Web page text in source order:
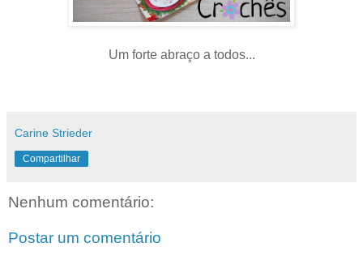
Um forte abraço a todos...
Carine Strieder
Compartilhar
Nenhum comentário:
Postar um comentário